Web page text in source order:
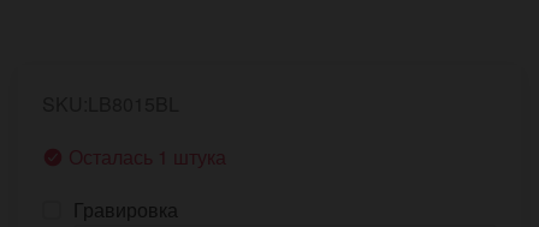
Осталась 1 штука
Гравировка